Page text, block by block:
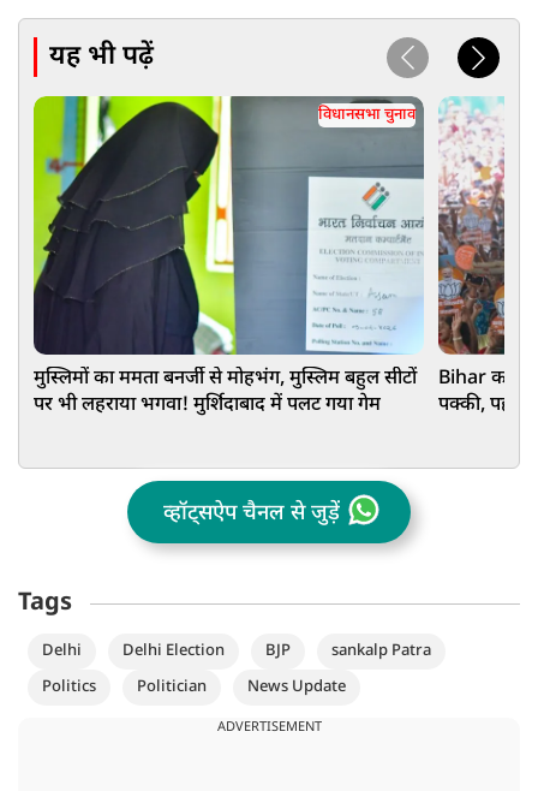
यह भी पढ़ें
विधानसभा चुनाव
मुस्लिमों का ममता बनर्जी से मोहभंग, मुस्लिम बहुल सीटों
पर भी लहराया भगवा! मुर्शिदाबाद में पलट गया गेम
Bihar का
पक्की, पहले
व्हॉट्सऐप चैनल से जुड़ें
Tags
Delhi Delhi Election BJP
sankalp Patra
Politics
Politician News Update
ADVERTISEMENT